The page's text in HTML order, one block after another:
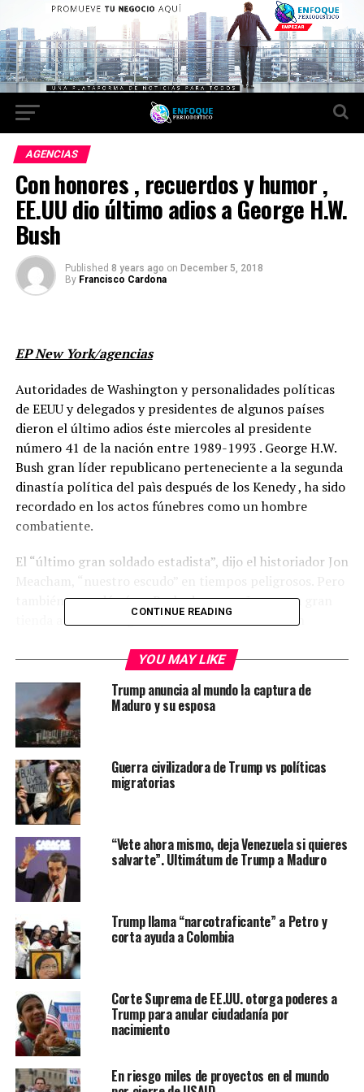
AGENCIAS
Con honores , recuerdos y humor ,
EE.UU dio último adios a George H.W.
Bush
Published 8 years ago on December 5, 2018
By Francisco Cardona
EP New York/agencias
Autoridades de Washington y personalidades políticas
de EEUU y delegados y presidentes de algunos países
dieron el último adios éste miercoles al presidente
número 41 de la nación entre 1989-1993 . George H.W.
Bush gran líder republicano perteneciente a la segunda
dinastía política del paìs después de los Kenedy , ha sido
recordado en los actos fúnebres como un hombre
combatiente.
El “último gran soldado estadista”, dijo el historiador Jon
Meacham, “nuestro escudo” en tiempos peligrosos. Pero
también recordó cómo Bush, de campaña en una gran
tienda atestada de gente, estrechó la mano de un
dijo: “Nunca se sabe. Hay que preguntar”.
“Esto no es un funeral, este es un día de celebración
para un gran hombre que ha llevado una vida larga y
distinguida. ¡Se lo extrañará!”, tuiteó el presidente
Donald Trump antes de la ceremonia.
(I a D): El presidente de Estados Unidos, Donald Trump,
la primera dama Melania Trump; y los exmandantarios
Barack Obama y Michelle Obama; Bill Clinton y Hillary
CONTINUE READING
YOU MAY LIKE
Trump anuncia al mundo la captura de
Maduro y su esposa
Guerra civilizadora de Trump vs políticas
migratorias
“Vete ahora mismo, deja Venezuela si quieres
salvarte”. Ultimátum de Trump a Maduro
Trump llama “narcotraficante” a Petro y
corta ayuda a Colombia
Corte Suprema de EE.UU. otorga poderes a
Trump para anular ciudadanía por
nacimiento
En riesgo miles de proyectos en el mundo